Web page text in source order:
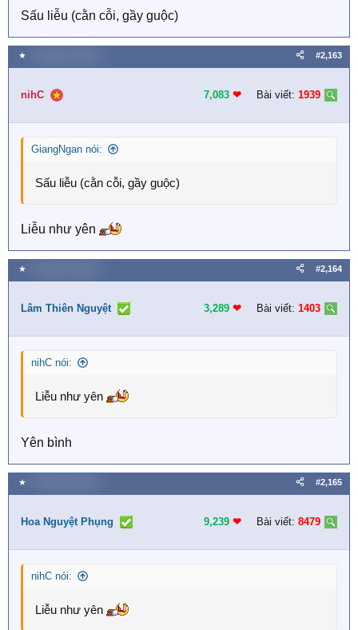
Sấu liễu (cằn cỗi, gầy guộc)
★ #2,163
nihC 7,083 ❤︎ Bài viết: 1939
GiangNgan nói:
Sấu liễu (cằn cỗi, gầy guộc)
Liễu như yên
★ #2,164
Lâm Thiên Nguyệt 3,289 ❤︎ Bài viết: 1403
nihC nói:
Liễu như yên
Yên bình
★ #2,165
Hoa Nguyệt Phụng 9,239 ❤︎ Bài viết: 8479
nihC nói:
Liễu như yên